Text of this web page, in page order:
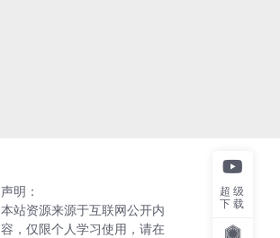
声明：
本站资源来源于互联网公开内
容，仅限个人学习使用，请在
超级
下载